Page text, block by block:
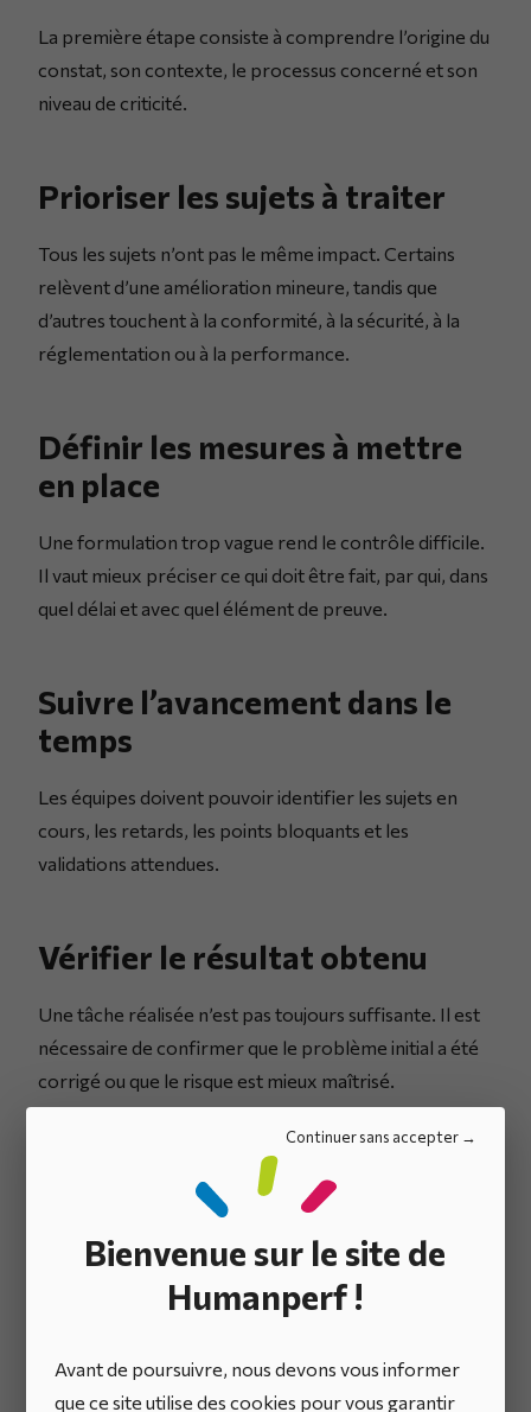
Continuer sans accepter
Bienvenue sur le site de
Humanperf !
Avant de poursuivre, nous devons vous informer
que ce site utilise des cookies pour vous garantir
La première étape consiste à comprendre l’origine du
constat, son contexte, le processus concerné et son
niveau de criticité.
Prioriser les sujets à traiter
Tous les sujets n’ont pas le même impact. Certains
relèvent d’une amélioration mineure, tandis que
d’autres touchent à la conformité, à la sécurité, à la
réglementation ou à la performance.
Définir les mesures à mettre
en place
Une formulation trop vague rend le contrôle difficile.
Il vaut mieux préciser ce qui doit être fait, par qui, dans
quel délai et avec quel élément de preuve.
Suivre l’avancement dans le
temps
Les équipes doivent pouvoir identifier les sujets en
cours, les retards, les points bloquants et les
validations attendues.
Vérifier le résultat obtenu
Une tâche réalisée n’est pas toujours suffisante. Il est
nécessaire de confirmer que le problème initial a été
corrigé ou que le risque est mieux maîtrisé.
Comment vérifier